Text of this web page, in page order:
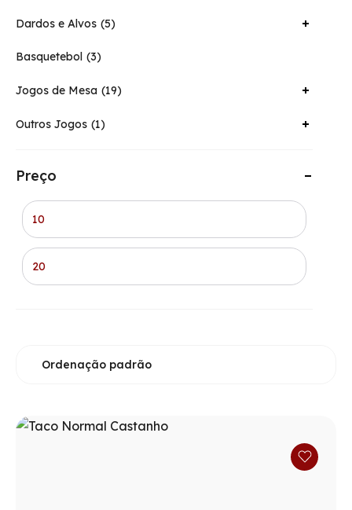
Dardos e Alvos 5
Basquetebol 3
Jogos de Mesa 19
Outros Jogos 1
Preço